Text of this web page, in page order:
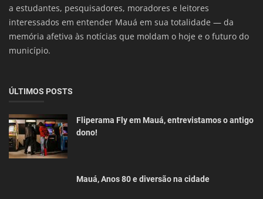
a estudantes, pesquisadores, moradores e leitores
interessados em entender Mauá em sua totalidade — da
memória afetiva às notícias que moldam o hoje e o futuro do
município.
ÚLTIMOS POSTS
Fliperama Fly em Mauá, entrevistamos o antigo
dono!
Mauá, Anos 80 e diversão na cidade